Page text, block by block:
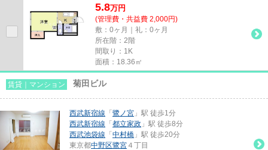
5.8万円
(管理費・共益費 2,000円)
敷：0ヶ月｜礼：0ヶ月
所在階：2階
間取り：1K
面積：18.36㎡
賃貸｜マンション 菊田ビル
西武新宿線 「 鷺ノ宮 」駅 徒歩1分
西武新宿線 「 都立家政 」駅 徒歩8分
西武池袋線 「 中村橋 」駅 徒歩20分
東京都中野区鷺宮 ４丁目